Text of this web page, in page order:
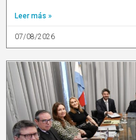
Leer más »
07/08/2026